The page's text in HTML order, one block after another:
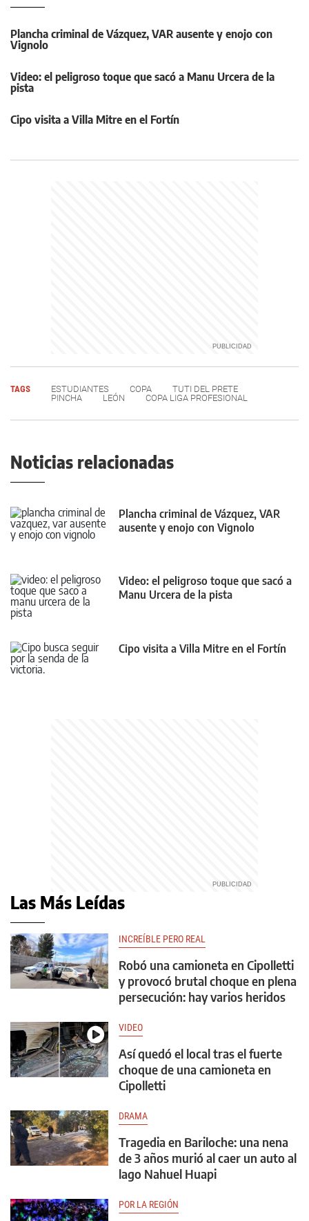
Plancha criminal de Vázquez, VAR ausente y enojo con
Vignolo
Video: el peligroso toque que sacó a Manu Urcera de la
pista
Cipo visita a Villa Mitre en el Fortín
TAGS ESTUDIANTES COPA
TUTI DEL PRETE
PINCHA
LEÓN COPA LIGA PROFESIONAL
Noticias relacionadas
Plancha criminal de Vázquez, VAR
ausente y enojo con Vignolo
Video: el peligroso toque que sacó a
Manu Urcera de la pista
Cipo visita a Villa Mitre en el Fortín
Las Más Leídas
INCREÍBLE PERO REAL
Robó una camioneta en Cipolletti
y provocó brutal choque en plena
persecución: hay varios heridos
VIDEO
Así quedó el local tras el fuerte
choque de una camioneta en
Cipolletti
DRAMA
Tragedia en Bariloche: una nena
de 3 años murió al caer un auto al
lago Nahuel Huapi
POR LA REGIÓN